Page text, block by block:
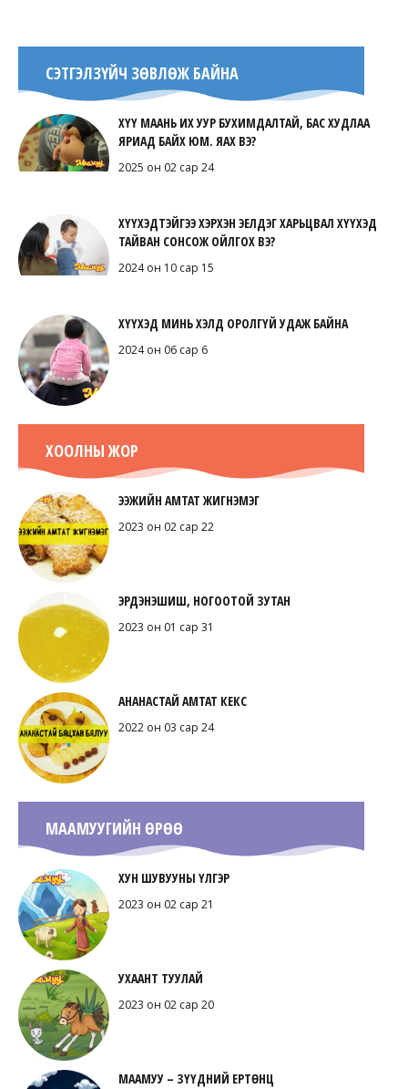
СЭТГЭЛЗҮЙЧ ЗӨВЛӨЖ БАЙНА
ХҮҮ МААНЬ ИХ УУР БУХИМДАЛТАЙ, БАС ХУДЛАА
ЯРИАД БАЙХ ЮМ. ЯАХ ВЭ?
2025 он 02 сар 24
ХҮҮХЭДТЭЙГЭЭ ХЭРХЭН ЭЕЛДЭГ ХАРЬЦВАЛ ХҮҮХЭД
ТАЙВАН СОНСОЖ ОЙЛГОХ ВЭ?
2024 он 10 сар 15
ХҮҮХЭД МИНЬ ХЭЛД ОРОЛГҮЙ УДАЖ БАЙНА
2024 он 06 сар 6
ХООЛНЫ ЖОР
ЭЭЖИЙН АМТАТ ЖИГНЭМЭГ
2023 он 02 сар 22
ЭРДЭНЭШИШ, НОГООТОЙ ЗУТАН
2023 он 01 сар 31
АНАНАСТАЙ АМТАТ КЕКС
2022 он 03 сар 24
МААМУУГИЙН ӨРӨӨ
ХУН ШУВУУНЫ ҮЛГЭР
2023 он 02 сар 21
УХААНТ ТУУЛАЙ
2023 он 02 сар 20
МААМУУ – ЗҮҮДНИЙ ЕРТӨНЦ